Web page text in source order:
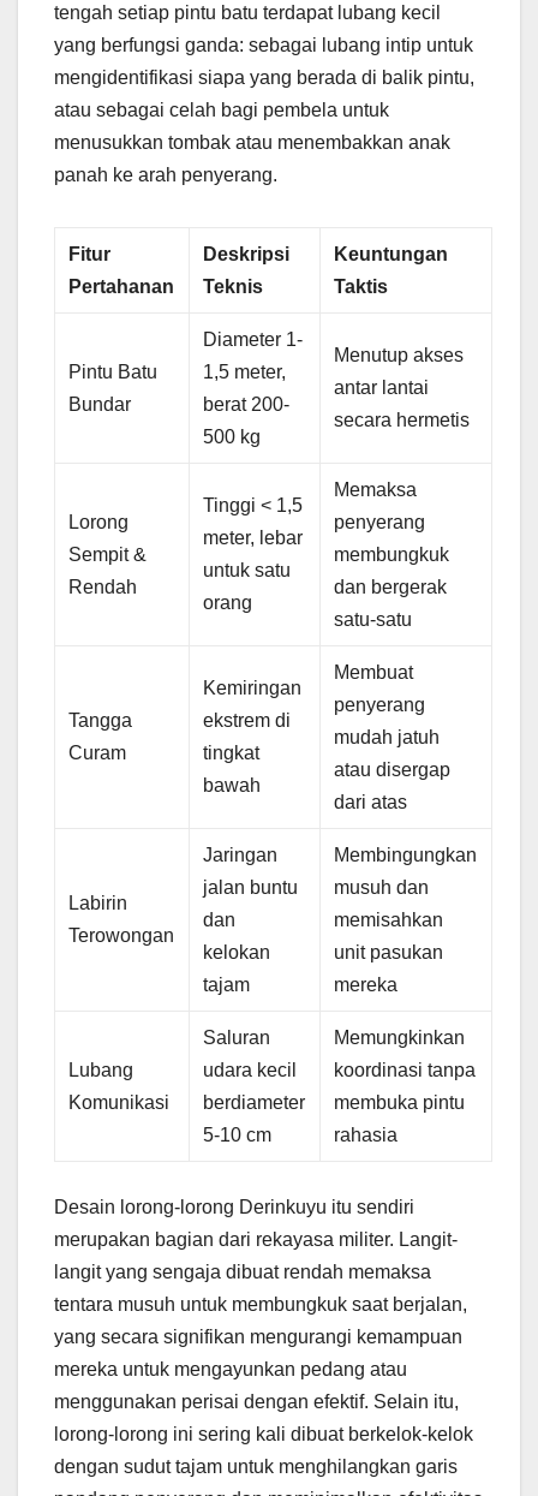
tengah setiap pintu batu terdapat lubang kecil
yang berfungsi ganda: sebagai lubang intip untuk
mengidentifikasi siapa yang berada di balik pintu,
atau sebagai celah bagi pembela untuk
menusukkan tombak atau menembakkan anak
panah ke arah penyerang.
Fitur
Pertahanan
Deskripsi
Teknis
Keuntungan
Taktis
Pintu Batu
Bundar
Diameter 1-
1,5 meter,
berat 200-
500 kg
Menutup akses
antar lantai
secara hermetis
Lorong
Sempit &
Rendah
Tinggi < 1,5
meter, lebar
untuk satu
orang
Memaksa
penyerang
membungkuk
dan bergerak
satu-satu
Tangga
Curam
Kemiringan
ekstrem di
tingkat
bawah
Membuat
penyerang
mudah jatuh
atau disergap
dari atas
Labirin
Terowongan
Jaringan
jalan buntu
dan
kelokan
tajam
Membingungkan
musuh dan
memisahkan
unit pasukan
mereka
Lubang
Komunikasi
Saluran
udara kecil
berdiameter
5-10 cm
Memungkinkan
koordinasi tanpa
membuka pintu
rahasia
Desain lorong-lorong Derinkuyu itu sendiri
merupakan bagian dari rekayasa militer. Langit-
langit yang sengaja dibuat rendah memaksa
tentara musuh untuk membungkuk saat berjalan,
yang secara signifikan mengurangi kemampuan
mereka untuk mengayunkan pedang atau
menggunakan perisai dengan efektif. Selain itu,
lorong-lorong ini sering kali dibuat berkelok-kelok
dengan sudut tajam untuk menghilangkan garis